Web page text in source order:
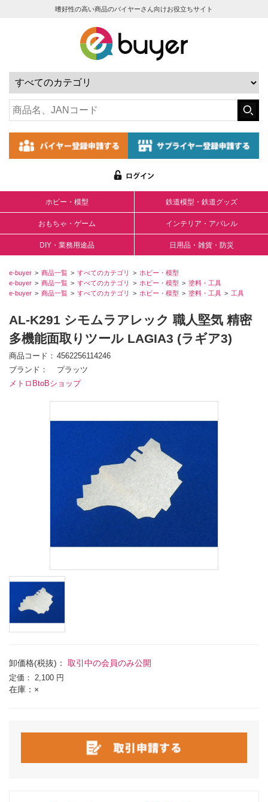
嗜好性の高い商品のバイヤーさん向けお役立ちサイト
ホビー・模型 鉄道模型・鉄道グッズ
おもちゃ・ゲーム インテリア・アパレル
DIY・業務用途品 日用品・雑貨・防災
e-buyer 商品一覧 すべてのカテゴリ
ホビー・模型
e-buyer
商品一覧 すべてのカテゴリ ホビー・模型
塗料・工具
e-buyer
商品一覧 すべてのカテゴリ ホビー・模型 塗料・工具 工具
AL-K291 シモムラアレック 職人堅気 精密
多機能面取りツール LAGIA3 (ラギア3)
商品コード
4562256114246
ブランド
プラッツ
メトロBtoBショップ
卸価格(税抜)： 取引中の会員のみ公開
定価： 2,100 円
在庫：×